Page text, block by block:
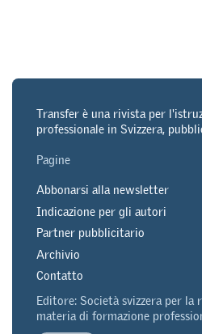
Transfer è una rivista per
professionale in Svizzera,
Pagine
Abbonarsi alla newsletter
Indicazione per gli autori
Partner pubblicitario
Archivio
Contatto
Editore: Società svizzera per la
materia di formazione